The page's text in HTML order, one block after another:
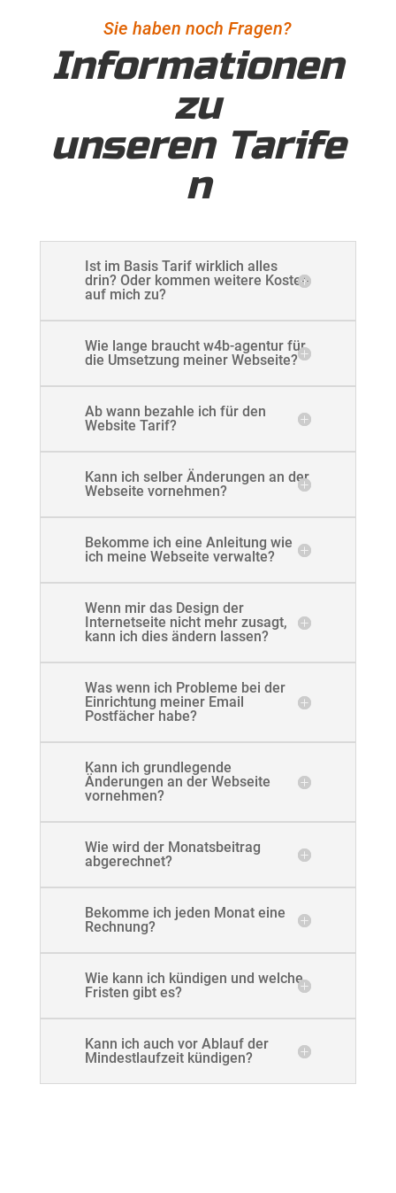
Sie haben noch Fragen?
Informationen
zu
unseren Tarife
n
Ist im Basis Tarif wirklich alles
drin? Oder kommen weitere Kosten
auf mich zu?
Wie lange braucht w4b-agentur für
die Umsetzung meiner Webseite?
Ab wann bezahle ich für den
Website Tarif?
Kann ich selber Änderungen an der
Webseite vornehmen?
Bekomme ich eine Anleitung wie
ich meine Webseite verwalte?
Wenn mir das Design der
Internetseite nicht mehr zusagt,
kann ich dies ändern lassen?
Was wenn ich Probleme bei der
Einrichtung meiner Email
Postfächer habe?
Kann ich grundlegende
Änderungen an der Webseite
vornehmen?
Wie wird der Monatsbeitrag
abgerechnet?
Bekomme ich jeden Monat eine
Rechnung?
Wie kann ich kündigen und welche
Fristen gibt es?
Kann ich auch vor Ablauf der
Mindestlaufzeit kündigen?